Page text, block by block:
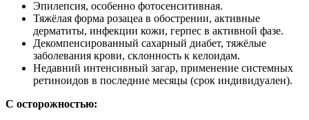
Эпилепсия, особенно фотосенситивная.
Тяжёлая форма розацеа в обострении, активные
дерматиты, инфекции кожи, герпес в активной фазе.
Декомпенсированный сахарный диабет, тяжёлые
заболевания крови, склонность к келоидам.
Недавний интенсивный загар, применение системных
ретиноидов в последние месяцы (срок индивидуален).
С осторожностью: